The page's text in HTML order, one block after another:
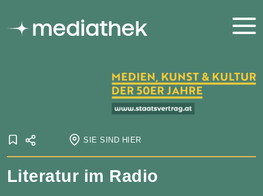
SIE SIND HIER
Startseite Onlineausstellungen
Staatsvertrag
Medien, Kunst und Kultur der 1950er Jahre
Literatur im Radio